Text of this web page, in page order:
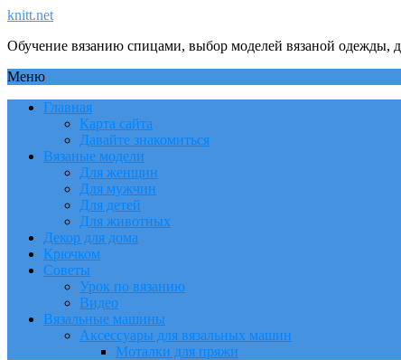
knitt.net
Обучение вязанию спицами, выбор моделей вязаной одежды,
Меню
Главная
Карта сайта
Давайте знакомиться
Вязаные модели
Для женщин
Для мужчин
Для детей
Для животных
Декор для дома
Крючком
Советы
Урок по вязанию
Видео
Вязальные машины
Аксессуары для вязальных машин
Моталки для пряжи